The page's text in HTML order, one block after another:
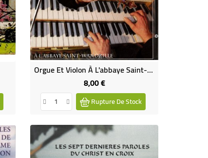
Cd-A
Orgue Et Violon À L'abbaye Saint-Wandrille (CD)
8,00 €Prix
Rupture De Stock